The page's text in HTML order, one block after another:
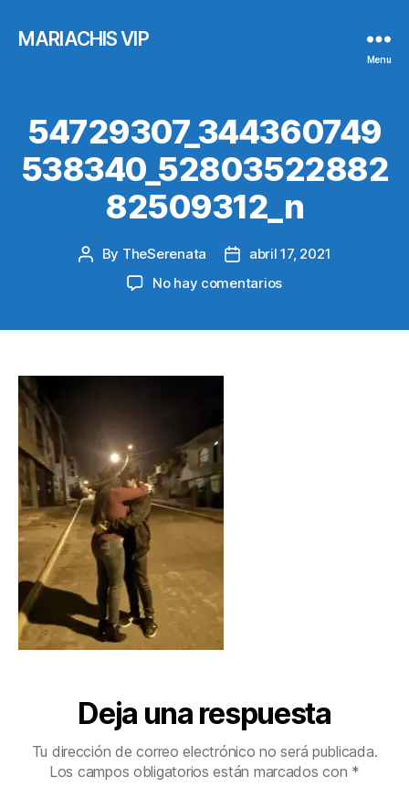
MARIACHIS VIP
Menu
54729307_344360749
538340_52803522882
82509312_n
Post
author
By TheSerenata
Post
date
abril 17, 2021
No hay comentariosen
Deja una respuesta
Tu dirección de correo electrónico no será publicada.
Los campos obligatorios están marcados con *